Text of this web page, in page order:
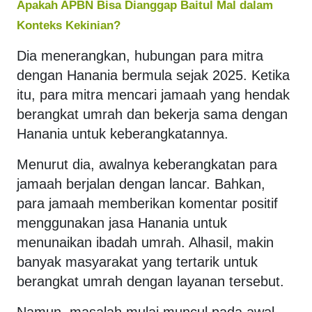
Apakah APBN Bisa Dianggap Baitul Mal dalam
Konteks Kekinian?
Dia menerangkan, hubungan para mitra
dengan Hanania bermula sejak 2025. Ketika
itu, para mitra mencari jamaah yang hendak
berangkat umrah dan bekerja sama dengan
Hanania untuk keberangkatannya.
Menurut dia, awalnya keberangkatan para
jamaah berjalan dengan lancar. Bahkan,
para jamaah memberikan komentar positif
menggunakan jasa Hanania untuk
menunaikan ibadah umrah. Alhasil, makin
banyak masyarakat yang tertarik untuk
berangkat umrah dengan layanan tersebut.